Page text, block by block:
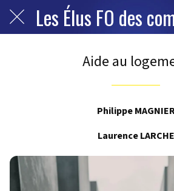
Les Élus FO des
Aide au
Philippe
Laurence LARCHE